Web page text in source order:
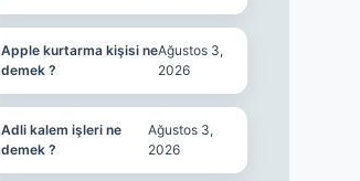
Apple kurtarma kişisi ne
demek ?
Ağustos 3,
2026
Adli kalem işleri ne
demek ?
Ağustos 3,
2026